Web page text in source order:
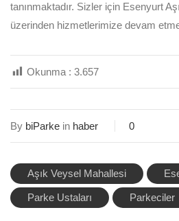
tanınmaktadır. Sizler için Esenyurt
üzerinden hizmetlerimize devam
Okunma : 3.657
By biParke in haber 0
Aşık Veysel Mahallesi
Parke Ustaları Parkeciler